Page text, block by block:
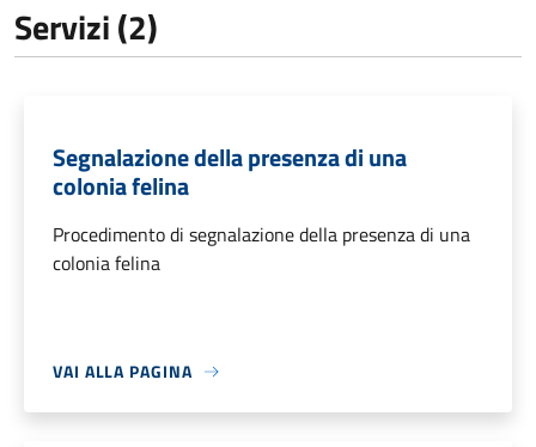
Servizi (2)
Segnalazione della presenza di una
colonia felina
Procedimento di segnalazione della presenza di una
colonia felina
VAI ALLA PAGINA